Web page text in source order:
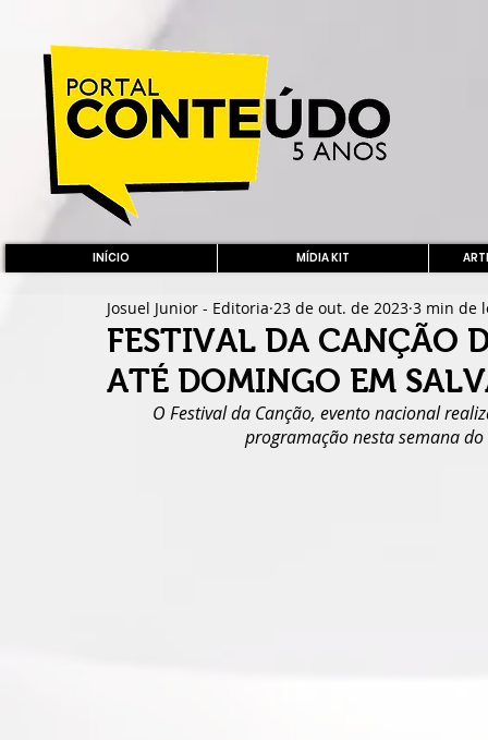
INÍCIO MÍDIA KIT
FESTIVAL DA CANÇÃO
ATÉ DOMINGO EM
Josuel Junior - Editoria 23 de out. de 2023 3 min de
O Festival da Canção, evento nacional
programação nesta semana